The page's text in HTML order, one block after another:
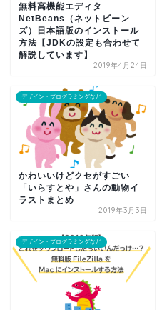
無料高機能エディタ
NetBeans（ネットビーン
ズ）日本語版のインストール
方法【JDKの設定も合わせて
解説しています】
2019年4月24日
デザイン・プログラミングなど
かわいいけどクセがすごい
「いらすとや」さんの動物イ
ラストまとめ
2019年3月3日
デザイン・プログラミングなど
デザイ
ライ
ー・